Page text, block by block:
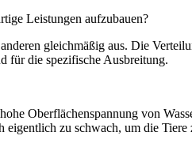
Leistungen aufzubauen?
gleichmäßig aus. Die
für die spezifische Ausbreitung.
Oberflächenspannung von
zu schwach, um die Tiere